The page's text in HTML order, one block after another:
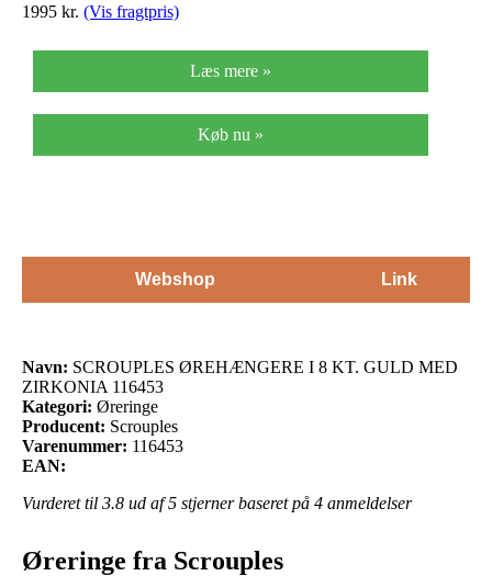
ZIRKONIA
116453
1995 kr. (Vis fragtpris)
Læs mere »
Køb nu »
Webshop Link
Navn: SCROUPLES ØREHÆNGERE I 8 KT. GULD MED
ZIRKONIA 116453
Kategori: Øreringe
Producent: Scrouples
Varenummer: 116453
EAN:
Vurderet til 3.8 ud af 5 stjerner baseret på 4 anmeldelser
Øreringe fra Scrouples